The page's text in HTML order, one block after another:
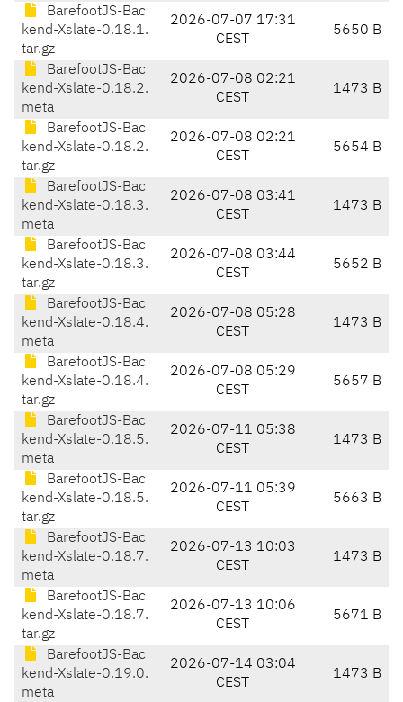
BarefootJS-Bac
kend-Xslate-0.18.1.
tar.gz
2026-07-07 17:31
CEST
5650 B
BarefootJS-Bac
kend-Xslate-0.18.2.
meta
2026-07-08 02:21
CEST
1473 B
BarefootJS-Bac
kend-Xslate-0.18.2.
tar.gz
2026-07-08 02:21
CEST
5654 B
BarefootJS-Bac
kend-Xslate-0.18.3.
meta
2026-07-08 03:41
CEST
1473 B
BarefootJS-Bac
kend-Xslate-0.18.3.
tar.gz
2026-07-08 03:44
CEST
5652 B
BarefootJS-Bac
kend-Xslate-0.18.4.
meta
2026-07-08 05:28
CEST
1473 B
BarefootJS-Bac
kend-Xslate-0.18.4.
tar.gz
2026-07-08 05:29
CEST
5657 B
BarefootJS-Bac
kend-Xslate-0.18.5.
meta
2026-07-11 05:38
CEST
1473 B
BarefootJS-Bac
kend-Xslate-0.18.5.
tar.gz
2026-07-11 05:39
CEST
5663 B
BarefootJS-Bac
kend-Xslate-0.18.7.
meta
2026-07-13 10:03
CEST
1473 B
BarefootJS-Bac
kend-Xslate-0.18.7.
tar.gz
2026-07-13 10:06
CEST
5671 B
BarefootJS-Bac
kend-Xslate-0.19.0.
meta
2026-07-14 03:04
CEST
1473 B